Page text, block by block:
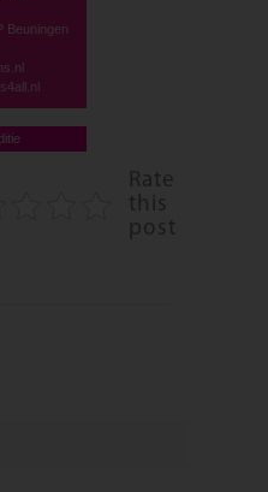
Beuningen
Rate
this
post